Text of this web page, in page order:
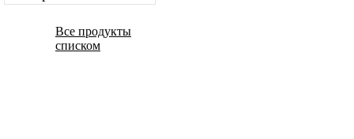
Все продукты
списком